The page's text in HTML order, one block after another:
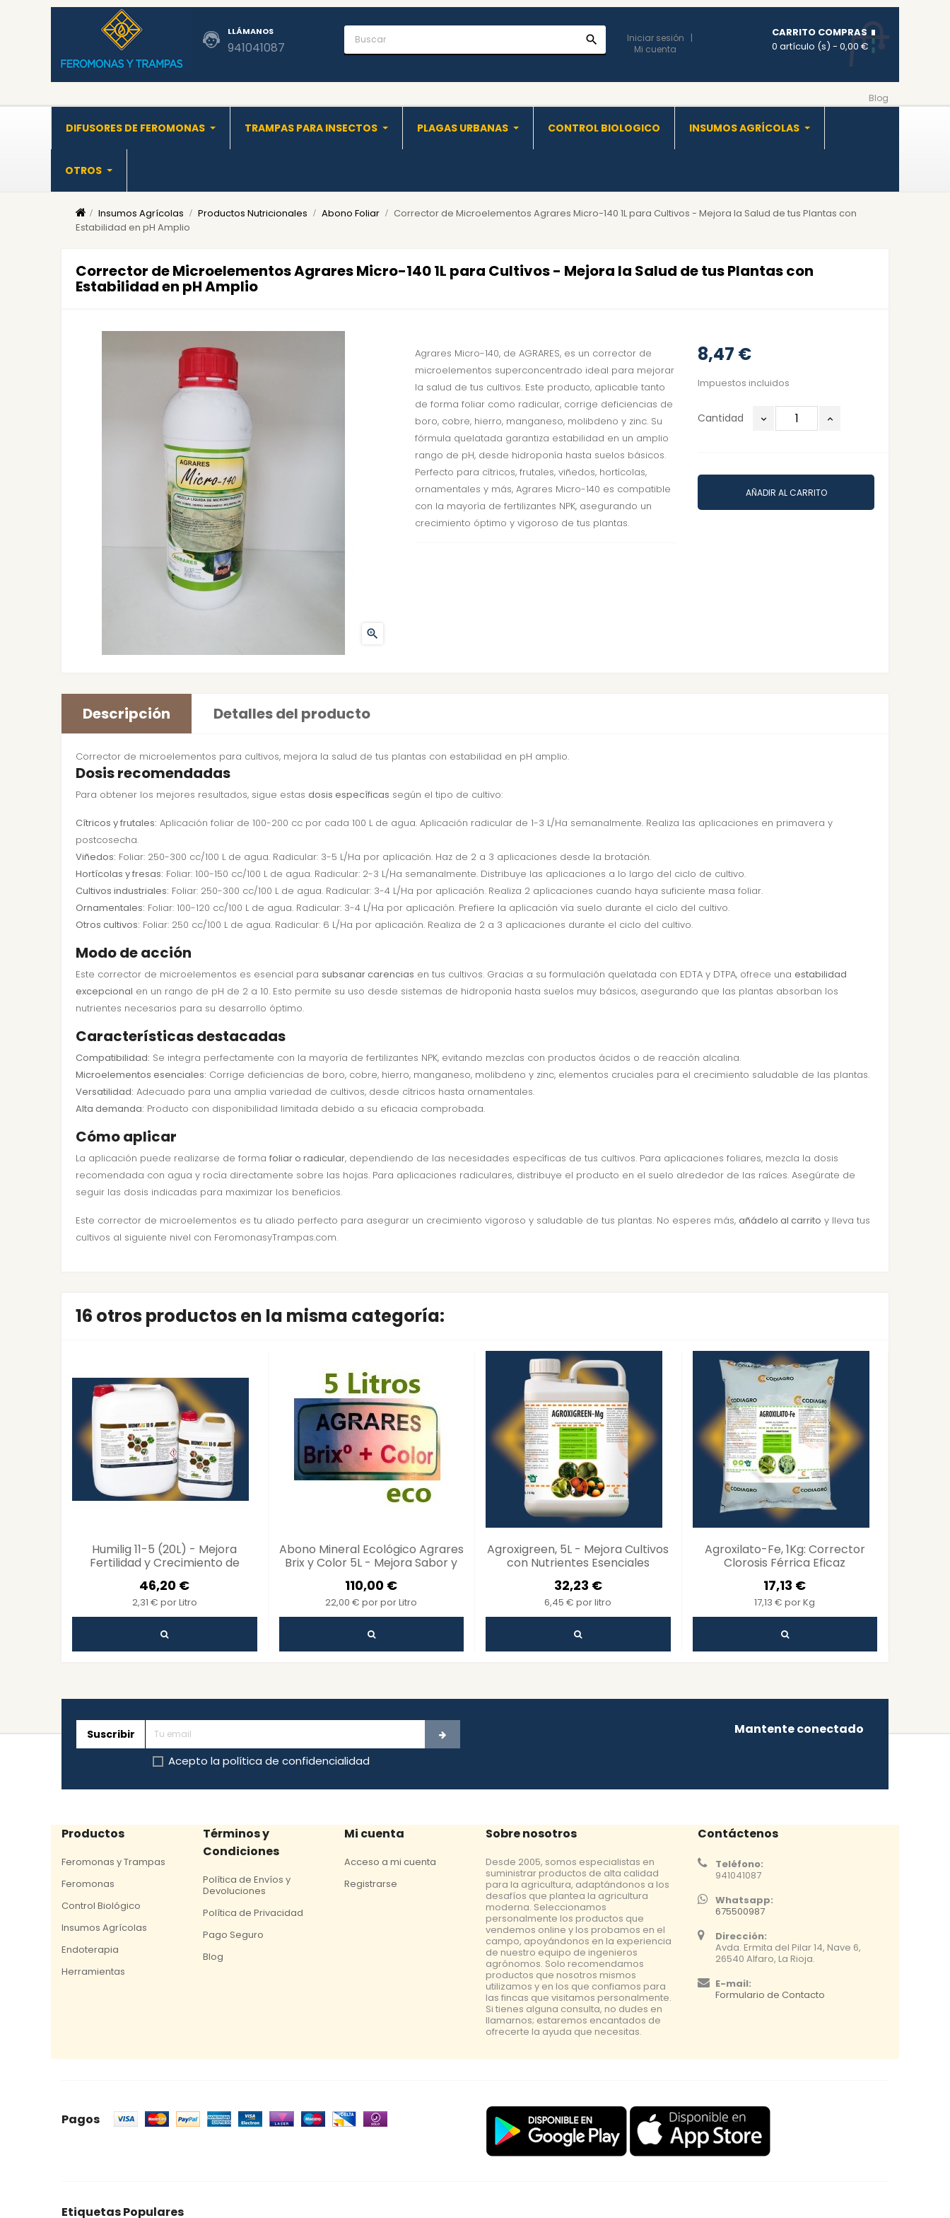
LLÁMANOS
941041087 search
Iniciar sesión
Mi cuenta
CARRITO COMPRAS
0 artículo (s) - 0,00 €
Blog
DIFUSORES DE FEROMONAS TRAMPAS PARA INSECTOS PLAGAS URBANAS CONTROL BIOLOGICO INSUMOS AGRÍCOLAS
OTROS
Insumos Agrícolas Productos Nutricionales Abono Foliar
Corrector de Microelementos Agrares Micro-140 1L para Cultivos - Mejora la Salud de tus Plantas con
Estabilidad en pH Amplio
Corrector de Microelementos Agrares Micro-140 1L para Cultivos - Mejora la Salud de tus Plantas con
Estabilidad en pH Amplio

8,47 €
Impuestos incluidos
Cantidad
AÑADIR AL CARRITO
Agrares Micro-140, de AGRARES, es un corrector de
microelementos superconcentrado ideal para mejorar
la salud de tus cultivos. Este producto, aplicable tanto
de forma foliar como radicular, corrige deficiencias de
boro, cobre, hierro, manganeso, molibdeno y zinc. Su
fórmula quelatada garantiza estabilidad en un amplio
rango de pH, desde hidroponía hasta suelos básicos.
Perfecto para cítricos, frutales, viñedos, hortícolas,
ornamentales y más, Agrares Micro-140 es compatible
con la mayoría de fertilizantes NPK, asegurando un
crecimiento óptimo y vigoroso de tus plantas.
Descripción Detalles del producto
Corrector de microelementos para cultivos, mejora la salud de tus plantas con estabilidad en pH amplio.
Dosis recomendadas
Para obtener los mejores resultados, sigue estas dosis específicas según el tipo de cultivo:
Cítricos y frutales: Aplicación foliar de 100-200 cc por cada 100 L de agua. Aplicación radicular de 1-3 L/Ha semanalmente. Realiza las aplicaciones en primavera y
postcosecha.
Viñedos: Foliar: 250-300 cc/100 L de agua. Radicular: 3-5 L/Ha por aplicación. Haz de 2 a 3 aplicaciones desde la brotación.
Hortícolas y fresas: Foliar: 100-150 cc/100 L de agua. Radicular: 2-3 L/Ha semanalmente. Distribuye las aplicaciones a lo largo del ciclo de cultivo.
Cultivos industriales: Foliar: 250-300 cc/100 L de agua. Radicular: 3-4 L/Ha por aplicación. Realiza 2 aplicaciones cuando haya suficiente masa foliar.
Ornamentales: Foliar: 100-120 cc/100 L de agua. Radicular: 3-4 L/Ha por aplicación. Prefiere la aplicación vía suelo durante el ciclo del cultivo.
Otros cultivos: Foliar: 250 cc/100 L de agua. Radicular: 6 L/Ha por aplicación. Realiza de 2 a 3 aplicaciones durante el ciclo del cultivo.
Modo de acción
Este corrector de microelementos es esencial para subsanar carencias en tus cultivos. Gracias a su formulación quelatada con EDTA y DTPA, ofrece una estabilidad
excepcional en un rango de pH de 2 a 10. Esto permite su uso desde sistemas de hidroponía hasta suelos muy básicos, asegurando que las plantas absorban los
nutrientes necesarios para su desarrollo óptimo.
Características destacadas
Compatibilidad: Se integra perfectamente con la mayoría de fertilizantes NPK, evitando mezclas con productos ácidos o de reacción alcalina.
Microelementos esenciales: Corrige deficiencias de boro, cobre, hierro, manganeso, molibdeno y zinc, elementos cruciales para el crecimiento saludable de las plantas.
Versatilidad: Adecuado para una amplia variedad de cultivos, desde cítricos hasta ornamentales.
Alta demanda: Producto con disponibilidad limitada debido a su eficacia comprobada.
Cómo aplicar
La aplicación puede realizarse de forma foliar o radicular, dependiendo de las necesidades específicas de tus cultivos. Para aplicaciones foliares, mezcla la dosis
recomendada con agua y rocía directamente sobre las hojas. Para aplicaciones radiculares, distribuye el producto en el suelo alrededor de las raíces. Asegúrate de
seguir las dosis indicadas para maximizar los beneficios.
Este corrector de microelementos es tu aliado perfecto para asegurar un crecimiento vigoroso y saludable de tus plantas. No esperes más, añádelo al carrito y lleva tus
cultivos al siguiente nivel con FeromonasyTrampas.com.
16 otros productos en la misma categoría:
Humilig 11-5 (20L) - Mejora
Fertilidad y Crecimiento de
Cultivos
46,20 €
2,31 € por Litro
Abono Mineral Ecológico Agrares
Brix y Color 5L - Mejora Sabor y
110,00 €
22,00 € por por Litro
Agroxigreen, 5L - Mejora Cultivos
con Nutrientes Esenciales
32,23 €
6,45 € por litro
Agroxilato-Fe, 1Kg: Corrector
Clorosis Férrica Eficaz
17,13 €
17,13 € por Kg
Suscribir
Acepto la política de confidencialidad
Mantente conectado
Productos
Feromonas y Trampas
Feromonas
Control Biológico
Insumos Agrícolas
Endoterapia
Herramientas
Términos y
Condiciones
Política de Envíos y
Devoluciones
Política de Privacidad
Pago Seguro
Blog
Mi cuenta
Acceso a mi cuenta
Registrarse
Sobre nosotros
Desde 2005, somos especialistas en
suministrar productos de alta calidad
para la agricultura, adaptándonos a los
desafíos que plantea la agricultura
moderna. Seleccionamos
personalmente los productos que
vendemos online y los probamos en el
campo, apoyándonos en la experiencia
de nuestro equipo de ingenieros
agrónomos. Solo recomendamos
productos que nosotros mismos
utilizamos y en los que confiamos para
las fincas que visitamos personalmente.
Si tienes alguna consulta, no dudes en
llamarnos; estaremos encantados de
ofrecerte la ayuda que necesitas.
Contáctenos
Teléfono:
941041087
Whatsapp:
675500987
Dirección:
Avda. Ermita del Pilar 14, Nave 6,
26540 Alfaro, La Rioja.
E-mail:
Formulario de Contacto
Pagos
Etiquetas Populares